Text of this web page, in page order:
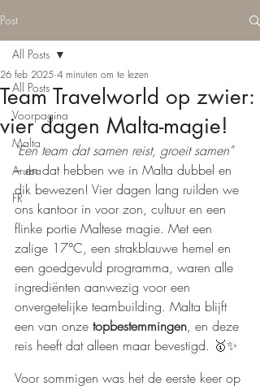
Post
All Posts
Voorpagina
Malta
Aruba
FR
All Posts
Team Travelworld op zwier:
vier dagen Malta-magie!
26 feb 2025 4 minuten om te lezen
"Een team dat samen reist, groeit samen"
– en dat hebben we in Malta dubbel en
dik bewezen! Vier dagen lang ruilden we
ons kantoor in voor zon, cultuur en een
flinke portie Maltese magie. Met een
zalige 17°C, een strakblauwe hemel en
een goedgevuld programma, waren alle
ingrediënten aanwezig voor een
onvergetelijke teambuilding. Malta blijft
een van onze topbestemmingen, en deze
reis heeft dat alleen maar bevestigd. 🥇✨
Voor sommigen was het de eerste keer op